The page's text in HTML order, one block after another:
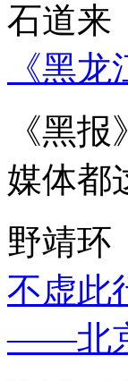
石道来
《黑
《黑
媒体都
野靖环
不虚此
——北